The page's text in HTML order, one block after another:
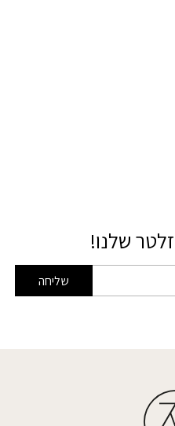
שלנו!
שליחה